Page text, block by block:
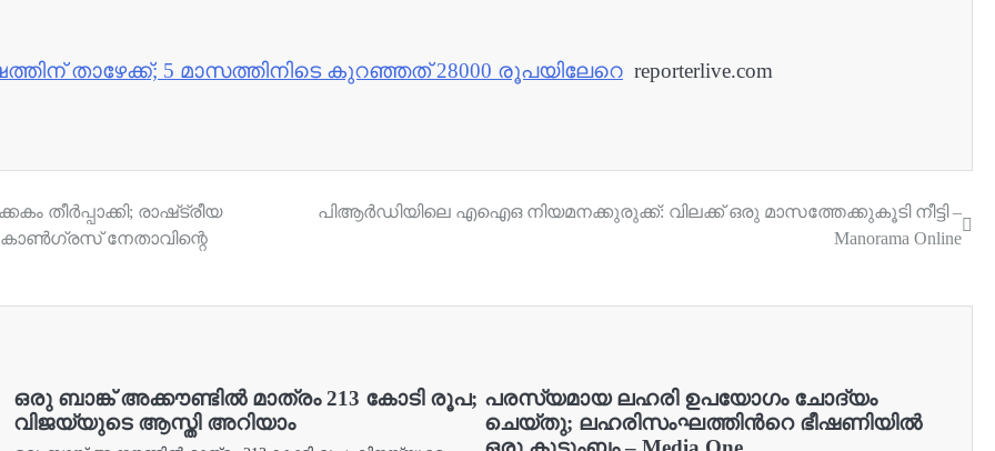
താഴേക്ക്; 5 മാസത്തിനിടെ കുറഞ്ഞത് 28000 രൂപയിലേറെ reporterlive.com
തീർപ്പാക്കി; രാഷ്‌ട്രീയ
കോൺഗ്രസ് നേതാവിന്റെ
പിആർഡിയിലെ എഐഒ നിയമനക്കുരുക്ക്: വിലക്ക് ഒരു മാസത്തേക്കുകൂടി നീട്ടി –
Manorama Online
ഒരു ബാങ്ക് അക്കൗണ്ടില്‍ മാത്രം 213 കോടി രൂപ;
വിജയ്‌യുടെ ആസ്തി അറിയാം
പരസ്യമായ ലഹരി ഉപയോ​ഗം ചോദ്യം
ചെയ്തു; ലഹരിസംഘത്തിന്‍റെ ഭീഷണിയില്‍